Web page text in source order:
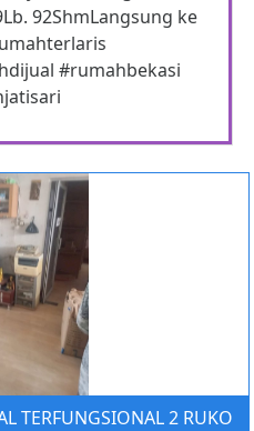
92ShmLangsung ke
#rumahbekasi
TERFUNGSIONAL 2 RUKO